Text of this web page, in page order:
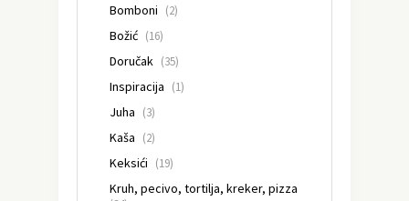
Bomboni (2)
Božić (16)
Doručak (35)
Inspiracija (1)
Juha (3)
Kaša (2)
Keksići (19)
Kruh, pecivo, tortilja, kreker, pizza